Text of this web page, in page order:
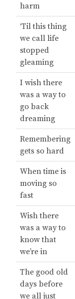
harm
‘Til this thing
we call life
stopped
gleaming
I wish there
was a way to
go back
dreaming
Remembering
gets so hard
When time is
moving so
fast
Wish there
was a way to
know that
we’re in
The good old
days before
we all just